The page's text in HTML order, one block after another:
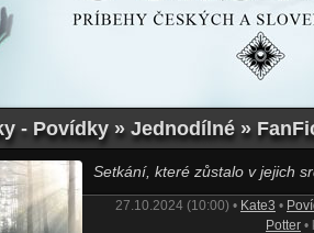
- Povídky » Jednodílné »
Setkání, které zůstalo v jejich
27.10.2024 (10:00) • Kate3 •
Potter •